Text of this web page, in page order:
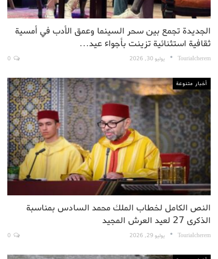
الجديدة تجمع بين سحر السينما وعمق الأدب في أمسية
ثقافية استثنائية تزينت بأجواء عيد…
TouriaIcherem يوليو 30, 2026
أخبار متنوعة
النص الكامل لخطاب الملك محمد السادس بمناسبة
الذكرى 27 لعيد العرش المجيد
TouriaIcherem يوليو 29, 2026